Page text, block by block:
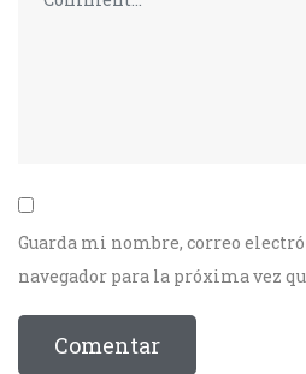
Guarda mi nombre, correo
navegador para la próxima vez